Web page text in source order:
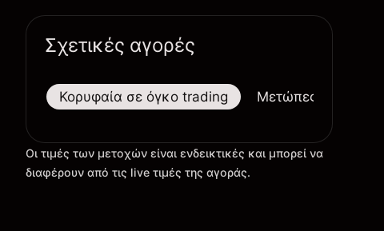
Σχετικές αγορές
Κορυφαία σε όγκο trading Μετώπες
Οι τιμές των μετοχών είναι ενδεικτικές και μπορεί να
διαφέρουν από τις live τιμές της αγοράς.